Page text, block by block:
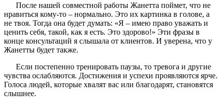
После нашей совместной работы Жанетта поймет, что не
нравиться кому-то – нормально. Это их картинка в голове, а
не твоя. Тогда она будет думать: «Я – имею право уважать и
ценить себя, такой, как я есть. Это здорово!» Эти фразы в
конце консультаций я слышала от клиентов. И уверена, что у
Жанетты будет также.
Если постепенно тренировать паузы, то тревога и другие
чувства ослабляются. Достижения и успехи проявляются ярче.
Голоса людей, которые хвалят вас или благодарят, становятся
слышнее.